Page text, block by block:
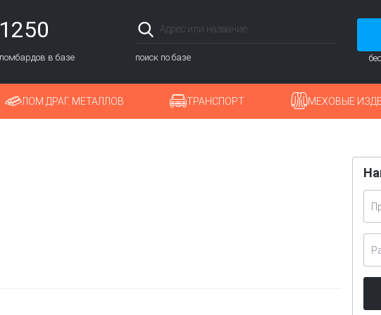
1250
в базе поиск по базе
ЛОМ ДРАГ. МЕТАЛЛОВ ТРАНСПОРТ МЕХОВЫЕ